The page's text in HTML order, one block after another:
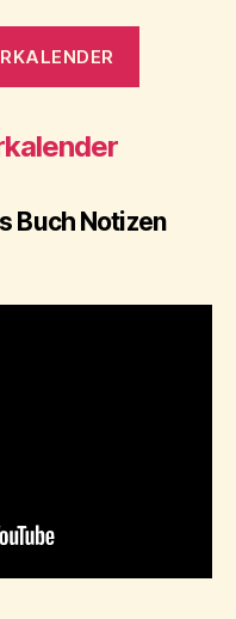
Buch Notizen